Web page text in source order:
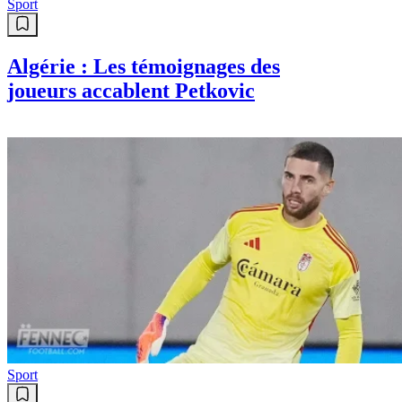
Sport
Algérie : Les témoignages des
joueurs accablent Petkovic
Sport